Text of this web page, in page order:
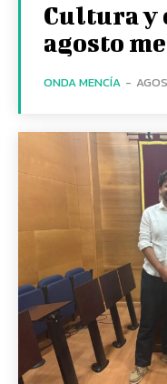
Cultura y
agosto
ONDA MENCÍA -